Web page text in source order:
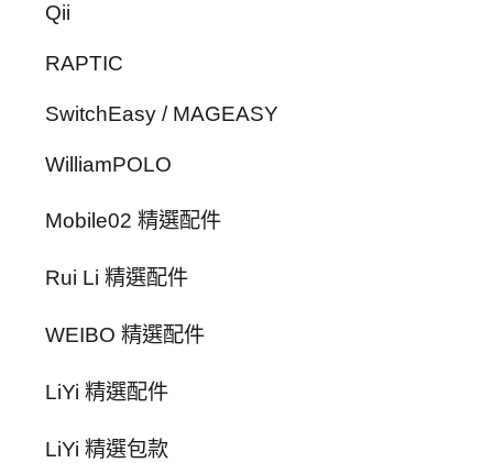
Qii
RAPTIC
SwitchEasy / MAGEASY
WilliamPOLO
Mobile02 精選配件
Rui Li 精選配件
WEIBO 精選配件
LiYi 精選配件
LiYi 精選包款